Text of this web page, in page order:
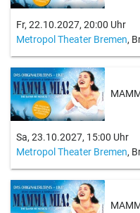
Fr, 22.10.2027, 20:00 Uhr
Metropol Theater Bremen,
Sa, 23.10.2027, 15:00 Uhr
Metropol Theater Bremen,